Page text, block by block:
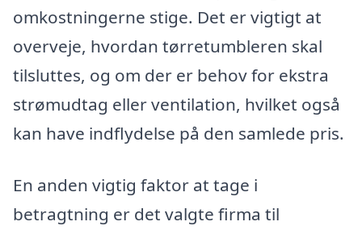
omkostningerne stige. Det er vigtigt at
overveje, hvordan tørretumbleren skal
tilsluttes, og om der er behov for ekstra
strømudtag eller ventilation, hvilket også
kan have indflydelse på den samlede pris.
En anden vigtig faktor at tage i
betragtning er det valgte firma til